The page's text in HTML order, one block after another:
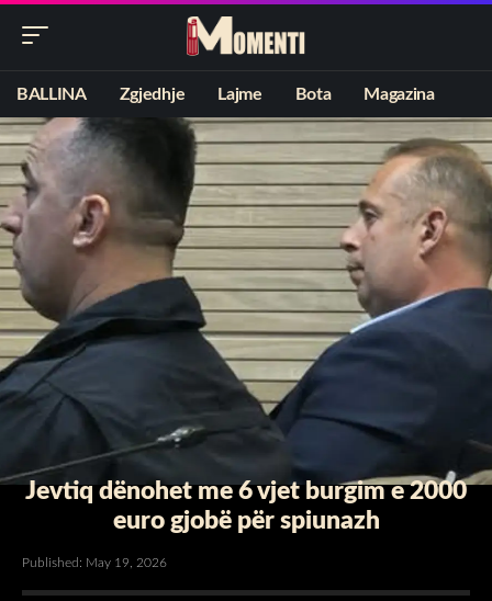
BALLINA Zgjedhje Lajme Bota Magazina
Jevtiq dënohet me 6 vjet burgim e 2000
euro gjobë për spiunazh
Published: May 19, 2026